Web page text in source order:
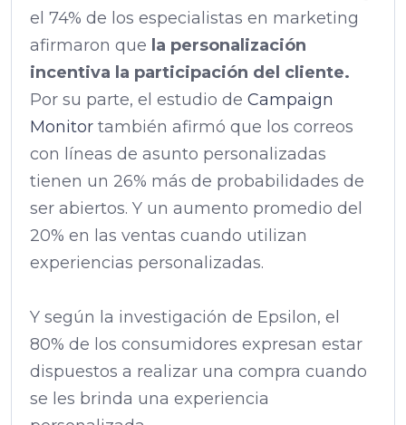
el 74% de los especialistas en marketing
afirmaron que la personalización
incentiva la participación del cliente.
Por su parte, el estudio de Campaign
Monitor también afirmó que los correos
con líneas de asunto personalizadas
tienen un 26% más de probabilidades de
ser abiertos. Y un aumento promedio del
20% en las ventas cuando utilizan
experiencias personalizadas.
Y según la investigación de Epsilon, el
80% de los consumidores expresan estar
dispuestos a realizar una compra cuando
se les brinda una experiencia